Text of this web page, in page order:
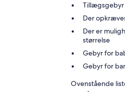
Tillægsgebyr
Der
Der er
størrelse
Gebyr for
Gebyr for
Ovenstående